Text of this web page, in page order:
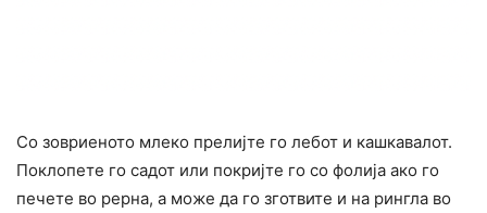
Со зовриеното млеко прелијте го лебот и кашкавалот.
Поклопете го садот или покријте го со фолија ако го
печете во рерна, а може да го зготвите и на рингла во